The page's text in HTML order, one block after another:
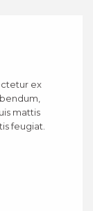
ex
mattis
feugiat.